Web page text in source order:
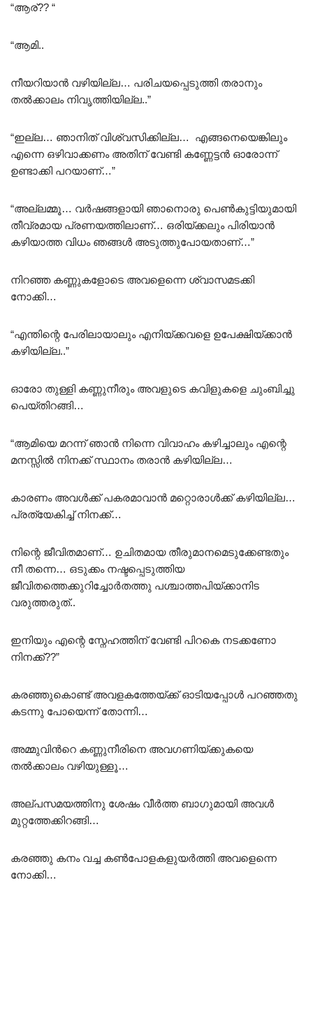
“ആര്?? “
“ആമി..
നീയറിയാൻ വഴിയില്ല… പരിചയപ്പെടുത്തി തരാനും
തൽക്കാലം നിവൃത്തിയില്ല..”
“ഇല്ല… ഞാനിത് വിശ്വസിക്കില്ല… എങ്ങനെയെങ്കിലും
എന്നെ ഒഴിവാക്കണം അതിന് വേണ്ടി കണ്ണേട്ടൻ ഓരോന്ന്
ഉണ്ടാക്കി പറയാണ്…”
“അല്ലമ്മൂ… വർഷങ്ങളായി ഞാനൊരു പെൺകുട്ടിയുമായി
തീവ്രമായ പ്രണയത്തിലാണ്… ഒരിയ്ക്കലും പിരിയാൻ
കഴിയാത്ത വിധം ഞങ്ങൾ അടുത്തുപോയതാണ്…”
നിറഞ്ഞ കണ്ണുകളോടെ അവളെന്നെ ശ്വാസമടക്കി
നോക്കി…
“എന്തിന്റെ പേരിലായാലും എനിയ്ക്കവളെ ഉപേക്ഷിയ്ക്കാൻ
കഴിയില്ല..”
ഓരോ തുള്ളി കണ്ണുനീരും അവളുടെ കവിളുകളെ ചുംബിച്ചു
പെയ്തിറങ്ങി…
“ആമിയെ മറന്ന് ഞാൻ നിന്നെ വിവാഹം കഴിച്ചാലും എന്റെ
മനസ്സിൽ നിനക്ക് സ്ഥാനം തരാൻ കഴിയില്ല…
കാരണം അവൾക്ക് പകരമാവാൻ മറ്റൊരാൾക്ക് കഴിയില്ല…
പ്രത്യേകിച്ച് നിനക്ക്…
നിന്റെ ജീവിതമാണ്… ഉചിതമായ തീരുമാനമെടുക്കേണ്ടതും
നീ തന്നെ… ഒടുക്കം നഷ്ടപ്പെടുത്തിയ
ജീവിതത്തെക്കുറിച്ചോർതത്തു പശ്ചാത്തപിയ്ക്കാനിട
വരുത്തരുത്..
ഇനിയും എന്റെ സ്നേഹത്തിന് വേണ്ടി പിറകെ നടക്കണോ
നിനക്ക്??”
കരഞ്ഞുകൊണ്ട് അവളകത്തേയ്ക്ക് ഓടിയപ്പോൾ പറഞ്ഞതു
കടന്നു പോയെന്ന് തോന്നി…
അമ്മുവിൻറെ കണ്ണുനീരിനെ അവഗണിയ്ക്കുകയെ
തൽക്കാലം വഴിയുള്ളൂ…
അല്പസമയത്തിനു ശേഷം വീർത്ത ബാഗുമായി അവൾ
മുറ്റത്തേക്കിറങ്ങി…
കരഞ്ഞു കനം വച്ച കൺപോളകളുയർത്തി അവളെന്നെ
നോക്കി…